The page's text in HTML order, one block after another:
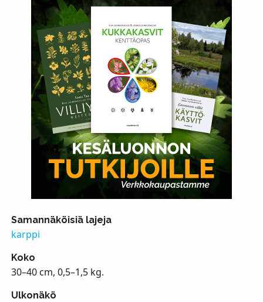
Samannäköisiä lajeja
karppi
Koko
30–40 cm, 0,5–1,5 kg.
Ulkonäkö